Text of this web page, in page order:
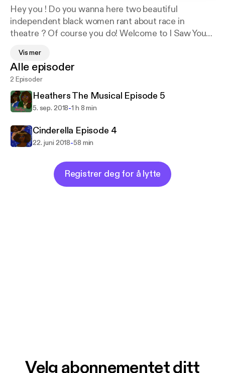
Hey you ! Do you wanna here two beautiful
independent black women rant about race in
theatre ? Of course you do! Welcome to I Saw You
Lex, where we talk about the cultural and political
going ons of musical theater shows and their
cinematic counterparts.
Vis mer
Alle episoder
2 Episoder
Heathers The Musical Episode 5
5. sep. 2018-1 h 8 min
Cinderella Episode 4
22. juni 2018-58 min
Registrer deg for å lytte
Velg abonnementet ditt